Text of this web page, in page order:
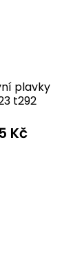
plavky
t292
Kč